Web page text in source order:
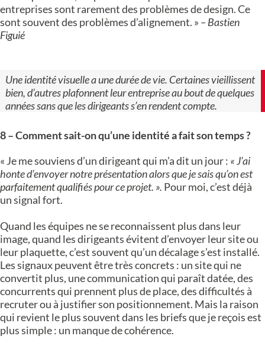
entreprises sont rarement des problèmes de design. Ce
sont souvent des problèmes d’alignement. » – Bastien
Figuié
Une identité visuelle a une durée de vie. Certaines vieillissent
bien, d’autres plafonnent leur entreprise au bout de quelques
années sans que les dirigeants s’en rendent compte.
8 – Comment sait-on qu’une identité a fait son temps ?
« Je me souviens d’un dirigeant qui m’a dit un jour : « J’ai
honte d’envoyer notre présentation alors que je sais qu’on est
parfaitement qualifiés pour ce projet. ». Pour moi, c’est déjà
un signal fort.
Quand les équipes ne se reconnaissent plus dans leur
image, quand les dirigeants évitent d’envoyer leur site ou
leur plaquette, c’est souvent qu’un décalage s’est installé.
Les signaux peuvent être très concrets : un site qui ne
convertit plus, une communication qui paraît datée, des
concurrents qui prennent plus de place, des difficultés à
recruter ou à justifier son positionnement. Mais la raison
qui revient le plus souvent dans les briefs que je reçois est
plus simple : un manque de cohérence.